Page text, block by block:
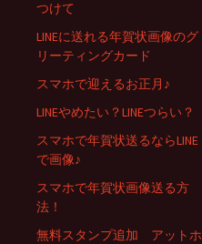
つけて
LINEに送れる年賀状画像のグ
リーティングカード
スマホで迎えるお正月♪
LINEやめたい？LINEつらい？
スマホで年賀状送るならLINE
で画像♪
スマホで年賀状画像送る方
法！
無料スタンプ追加 アットホ